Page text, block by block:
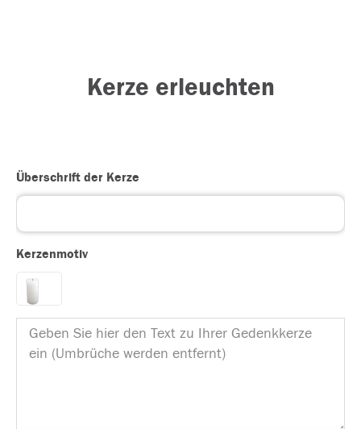
Kerze erleuchten
Überschrift der Kerze
Kerzenmotiv